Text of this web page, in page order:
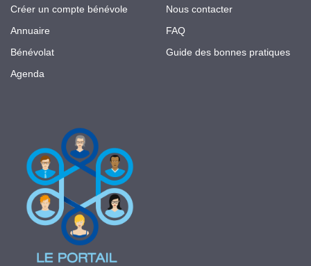
Créer un compte bénévole
Annuaire
Bénévolat
Agenda
Nous contacter
FAQ
Guide des bonnes pratiques